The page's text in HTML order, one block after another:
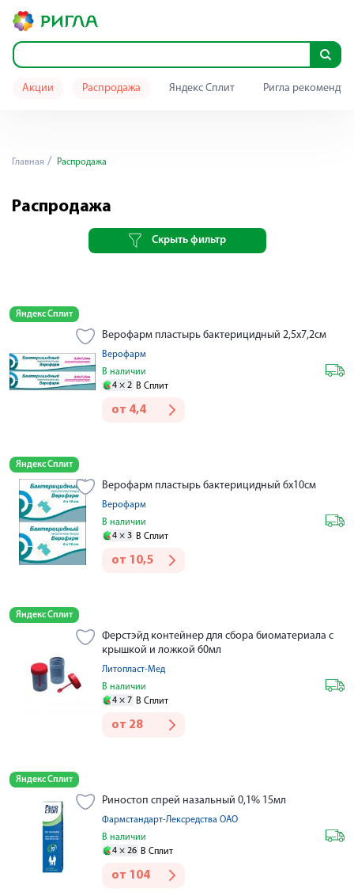
Акции Распродажа Яндекс Сплит Ригла
Главная Распродажа
Распродажа
Скрыть фильтр
Яндекс Сплит
Верофарм пластырь бактерицидный 2,5х7,2см
Верофарм
В наличии
4 × 2 В Сплит
от 4,4
Яндекс Сплит
Верофарм пластырь бактерицидный 6х10см
Верофарм
В наличии
4 × 3 В Сплит
от 10,5
Яндекс Сплит
Ферстэйд контейнер для сбора биоматериала с
крышкой и ложкой 60мл
Литопласт-Мед
В наличии
4 × 7 В Сплит
от 28
Яндекс Сплит
Риностоп спрей назальный 0,1% 15мл
Фармстандарт-Лексредства ОАО
В наличии
4 × 26 В Сплит
от 104